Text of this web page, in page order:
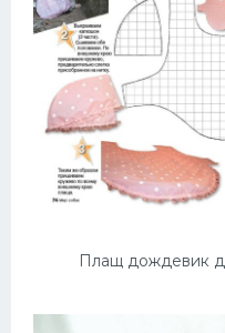
Плащ дождевик